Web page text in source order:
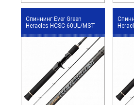
Спиннинг Ever Green
Heracles HCSC-60UL/MST